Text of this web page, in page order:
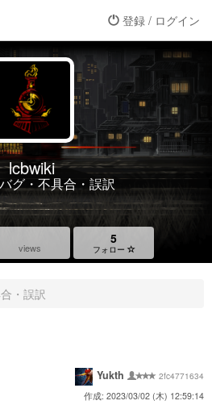
登録 / ログイン
lcbwiki
グ・不具合・誤訳
views
5
フォロー
・誤訳
Yukth
2fc4771634
作成: 2023/03/02 (木) 12:59:14